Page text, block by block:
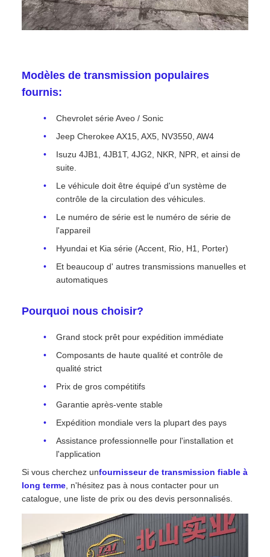
Modèles de transmission populaires
fournis:
Chevrolet série Aveo / Sonic
Jeep Cherokee AX15, AX5, NV3550, AW4
Isuzu 4JB1, 4JB1T, 4JG2, NKR, NPR, et ainsi de
suite.
Le véhicule doit être équipé d'un système de
contrôle de la circulation des véhicules.
Le numéro de série est le numéro de série de
l'appareil
Hyundai et Kia série (Accent, Rio, H1, Porter)
Et beaucoup d' autres transmissions manuelles et
automatiques
Pourquoi nous choisir?
Grand stock prêt pour expédition immédiate
Composants de haute qualité et contrôle de
qualité strict
Prix de gros compétitifs
Garantie après-vente stable
Expédition mondiale vers la plupart des pays
Assistance professionnelle pour l'installation et
l'application
Si vous cherchez unfournisseur de transmission fiable à
long terme , n'hésitez pas à nous contacter pour un
catalogue, une liste de prix ou des devis personnalisés.